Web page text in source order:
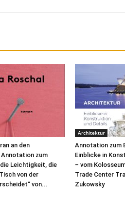
an den
Annotation zum
die Leichtigkeit, die
von der
von...
Architektur
Annotation zum
Einblicke in
– vom
Trade Center
Zukowsky